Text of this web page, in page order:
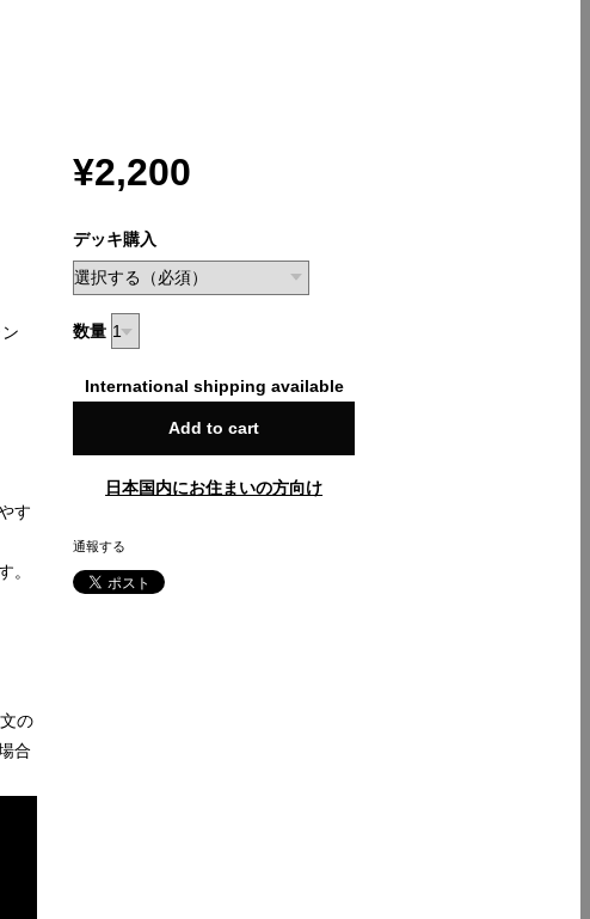
す
。
の
合
¥2,200
デッキ購入
数量
International shipping available
Add to cart
日本国内にお住まいの方向け
通報する